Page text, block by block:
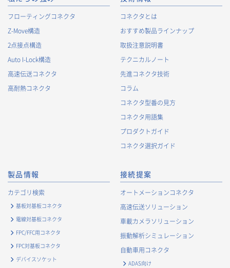
フローティングコネクタ
Z-Move構造
2点接点構造
Auto I-Lock構造
高速伝送コネクタ
高耐熱コネクタ
コネクタとは
おすすめ製品ラインナップ
取扱注意説明書
テクニカルノート
先進コネクタ技術
コラム
コネクタ型番の見方
コネクタ用語集
プロダクトガイド
コネクタ選択ガイド
製品情報
カテゴリ検索
基板対基板コネクタ
電線対基板コネクタ
FPC/FFC用コネクタ
FPC対基板コネクタ
デバイスソケット
接続提案
オートメーションコネクタ
高速伝送ソリューション
車載カメラソリューション
振動解析シミュレーション
自動車用コネクタ
ADAS向け